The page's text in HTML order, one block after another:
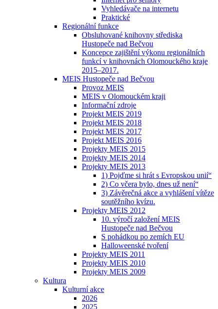
Vyhledávače na internetu
Praktické
Regionální funkce
Obsluhované knihovny střediska
Hustopeče nad Bečvou
Koncepce zajištění výkonu regionálních
funkcí v knihovnách Olomouckého kraje
2015–2017.
MEIS Hustopeče nad Bečvou
Provoz MEIS
MEIS v Olomouckém kraji
Informační zdroje
Projekt MEIS 2019
Projekt MEIS 2018
Projekt MEIS 2017
Projekt MEIS 2016
Projekty MEIS 2015
Projekty MEIS 2014
Projekty MEIS 2013
1) Pojďme si hrát s Evropskou unií“
2) Co včera bylo, dnes už není“
3) Závěrečná akce a vyhlášení vítěze
soutěžního kvízu.
Projekty MEIS 2012
10. výročí založení MEIS
Hustopeče nad Bečvou
S pohádkou po zemích EU
Halloweenské tvoření
Projekty MEIS 2011
Projekty MEIS 2010
Projekty MEIS 2009
Kultura
Kulturní akce
2026
2025